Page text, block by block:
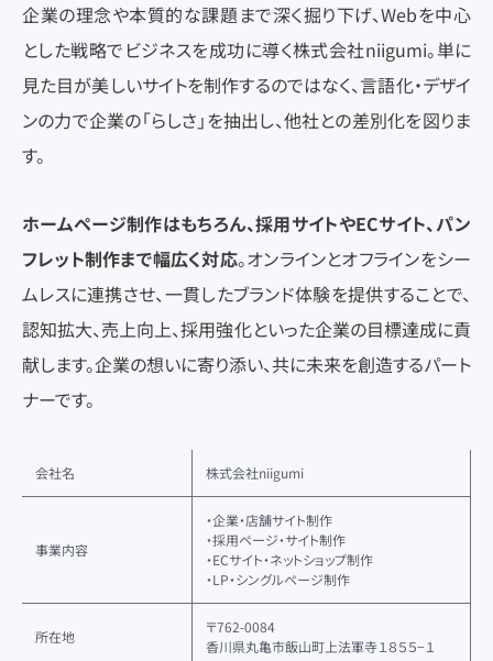
企業の理念や本質的な課題まで深く掘り下げ、Webを中心
とした戦略でビジネスを成功に導く株式会社niigumi。単に
見た目が美しいサイトを制作するのではなく、言語化・デザイ
ンの力で企業の「らしさ」を抽出し、他社との差別化を図りま
す。
ホームページ制作はもちろん、採用サイトやECサイト、パン
フレット制作まで幅広く対応。オンラインとオフラインをシー
ムレスに連携させ、一貫したブランド体験を提供することで、
認知拡大、売上向上、採用強化といった企業の目標達成に貢
献します。企業の想いに寄り添い、共に未来を創造するパート
ナーです。
会社名 株式会社niigumi
事業内容
・企業・店舗サイト制作
・採用ページ・サイト制作
・ECサイト・ネットショップ制作
・LP・シングルページ制作
所在地
〒762-0084
香川県丸亀市飯山町上法軍寺１８５５−１